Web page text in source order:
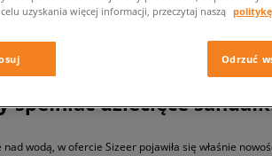
dziecięce
wodą, w ofercie Sizeer pojawiła się właśnie
celu uzyskania więcej informacji, przeczytaj naszą
Odrzuć